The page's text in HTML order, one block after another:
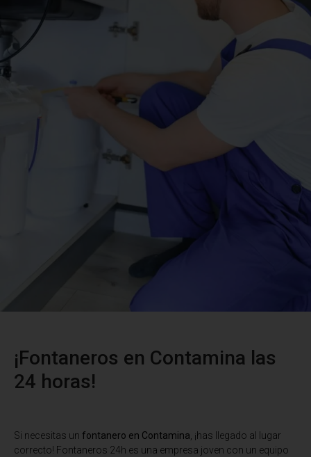
¡Fontaneros en Contamina las
24 horas!
Si necesitas un fontanero en Contamina , ¡has llegado al lugar
correcto! Fontaneros 24h es una empresa joven con un equipo